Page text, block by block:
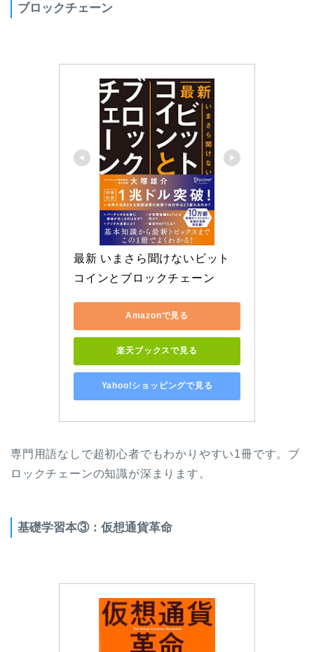
ブロックチェーン
最新 いまさら聞けないビット
コインとブロックチェーン
Amazonで見る
楽天ブックスで見る
Yahoo!ショッピングで見る
専門用語なしで超初心者でもわかりやすい1冊です。ブ
ロックチェーンの知識が深まります。
基礎学習本③：仮想通貨革命